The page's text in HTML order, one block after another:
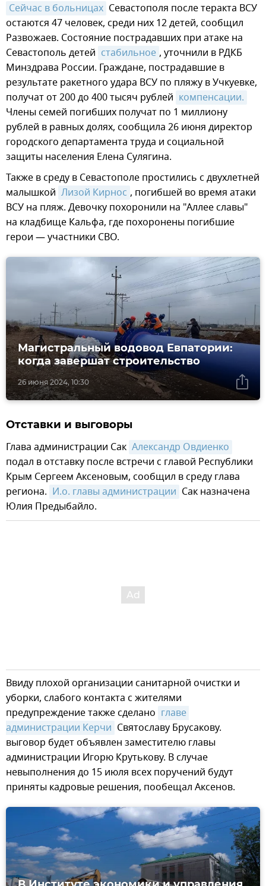
Сейчас в больницах Севастополя после теракта ВСУ
остаются 47 человек, среди них 12 детей, сообщил
Развожаев. Состояние пострадавших при атаке на
Севастополь детей стабильное , уточнили в РДКБ
Минздрава России. Граждане, пострадавшие в
результате ракетного удара ВСУ по пляжу в Учкуевке,
получат от 200 до 400 тысяч рублей компенсации.
Члены семей погибших получат по 1 миллиону
рублей в равных долях, сообщила 26 июня директор
городского департамента труда и социальной
защиты населения Елена Сулягина.
Также в среду в Севастополе простились с двухлетней
малышкой Лизой Кирнос , погибшей во время атаки
ВСУ на пляж. Девочку похоронили на "Аллее славы"
на кладбище Кальфа, где похоронены погибшие
герои — участники СВО.
26 июня 2024, 10:30
Магистральный водовод Евпатории:
когда завершат строительство
Отставки и выговоры
Глава администрации Сак Александр Овдиенко
подал в отставку после встречи с главой Республики
Крым Сергеем Аксеновым, сообщил в среду глава
региона. И.о. главы администрации Сак назначена
Юлия Предыбайло.
Ввиду плохой организации санитарной очистки и
уборки, слабого контакта с жителями
предупреждение также сделано главе
администрации Керчи Святославу Брусакову.
выговор будет объявлен заместителю главы
администрации Игорю Крутькову. В случае
невыполнения до 15 июля всех поручений будут
приняты кадровые решения, пообещал Аксенов.